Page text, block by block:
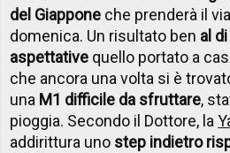
del Giappone che prenderà il
domenica. Un risultato ben al
aspettative quello portato a
che ancora una volta si è
una M1 difficile da sfruttare,
pioggia. Secondo il Dottore, la
addirittura uno step indietro